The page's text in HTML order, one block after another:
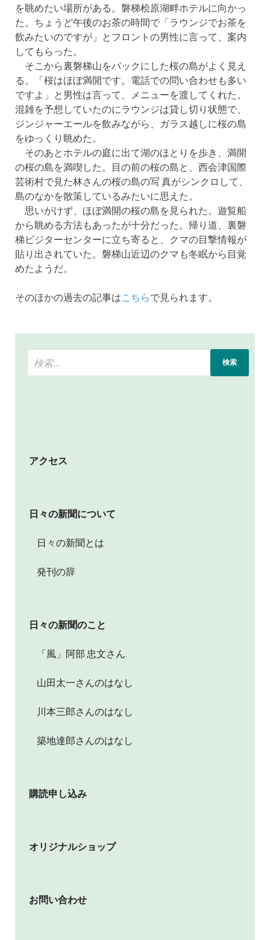
を眺めたい場所がある。磐梯桧原湖畔ホテルに向かっ
た。ちょうど午後のお茶の時間で「ラウンジでお茶を
飲みたいのですが」とフロントの男性に言って、案内
してもらった。
そこから裏磐梯山をバックにした桜の島がよく見え
る。「桜はほぼ満開です。電話での問い合わせも多い
ですよ」と男性は言って、メニューを渡してくれた。
混雑を予想していたのにラウンジは貸し切り状態で、
ジンジャーエールを飲みながら、ガラス越しに桜の島
をゆっくり眺めた。
そのあとホテルの庭に出て湖のほとりを歩き、満開
の桜の島を満喫した。目の前の桜の島と、西会津国際
芸術村で見た林さんの桜の島の写 真がシンクロして、
島のなかを散策しているみたいに思えた。
思いがけず、ほぼ満開の桜の島を見られた。遊覧船
から眺める方法もあったが十分だった。帰り道、裏磐
梯ビジターセンターに立ち寄ると、クマの目撃情報が
貼り出されていた。磐梯山近辺のクマも冬眠から目覚
めたようだ。
そのほかの過去の記事はこちらで見られます。
アクセス
日々の新聞について
日々の新聞とは
発刊の辞
日々の新聞のこと
「風」阿部 忠文さん
山田太一さんのはなし
川本三郎さんのはなし
築地達郎さんのはなし
購読申し込み
オリジナルショップ
お問い合わせ